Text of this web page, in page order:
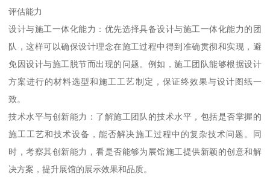
评估能力
设计与施工一体化能力：优先选择具备设计与施工一体化能力的团
队，这样可以确保设计理念在施工过程中得到准确贯彻和实现，避
免因设计与施工脱节而出现的问题。例如，施工团队能够根据设计
方案进行的材料选型和施工工艺制定，保证终效果与设计图纸一
致。
技术水平与创新能力：了解施工团队的技术水平，包括是否掌握的
施工工艺和技术设备，能否解决施工过程中的复杂技术问题。同
时，考察其创新能力，看是否能够为展馆施工提供新颖的创意和解
决方案，提升展馆的展示效果和品质。